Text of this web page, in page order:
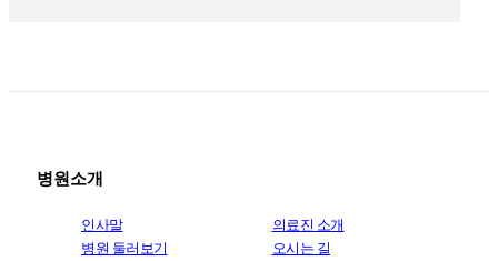
병원소개
인사말
의료진 소개
병원 둘러보기
오시는 길